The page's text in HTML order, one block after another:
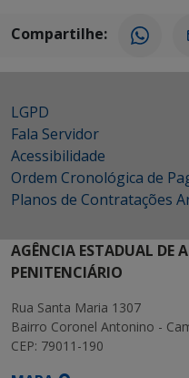
Compartilhe:
LGPD
Fala Servidor
Acessibilidade
Ordem Cronológica de
Planos de Contratações
AGÊNCIA ESTADUAL DE
PENITENCIÁRIO
Rua Santa Maria 1307
Bairro Coronel Antonino -
CEP: 79011-190